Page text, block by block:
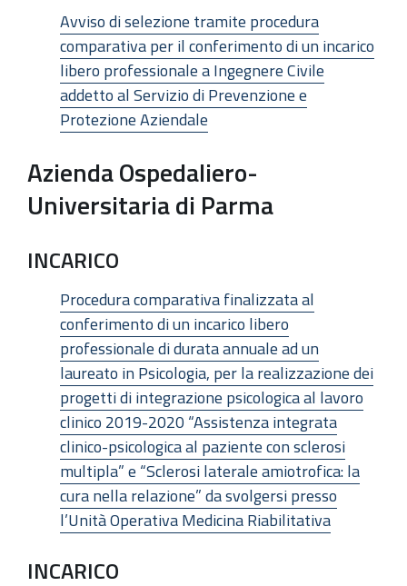
Avviso di selezione tramite procedura
comparativa per il conferimento di un incarico
libero professionale a Ingegnere Civile
addetto al Servizio di Prevenzione e
Protezione Aziendale
Azienda Ospedaliero-
Universitaria di Parma
INCARICO
Procedura comparativa finalizzata al
conferimento di un incarico libero
professionale di durata annuale ad un
laureato in Psicologia, per la realizzazione dei
progetti di integrazione psicologica al lavoro
clinico 2019-2020 “Assistenza integrata
clinico-psicologica al paziente con sclerosi
multipla” e “Sclerosi laterale amiotrofica: la
cura nella relazione” da svolgersi presso
l’Unità Operativa Medicina Riabilitativa
INCARICO